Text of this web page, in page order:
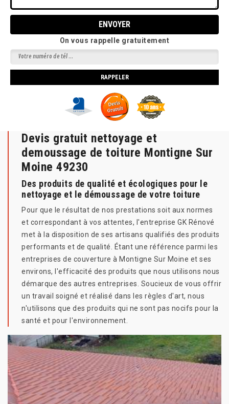
On vous rappelle gratuitement
Devis gratuit nettoyage et
demoussage de toiture Montigne Sur
Moine 49230
Des produits de qualité et écologiques pour le
nettoyage et le démoussage de votre toiture
Pour que le résultat de nos prestations soit aux normes
et correspondant à vos attentes, l'entreprise GK Rénové
met à la disposition de ses artisans qualifiés des produits
performants et de qualité. Étant une référence parmi les
entreprises de couverture à Montigne Sur Moine et ses
environs, l'efficacité des produits que nous utilisons nous
démarque des autres entreprises. Soucieux de vous offrir
un travail soigné et réalisé dans les règles d'art, nous
n'utilisons que des produits qui ne sont pas nocifs pour la
santé et pour l'environnement.